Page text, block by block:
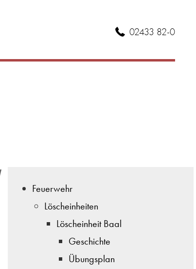
02433 82-0
Feuerwehr
Löscheinheiten
Löscheinheit Baal
Geschichte
Übungsplan